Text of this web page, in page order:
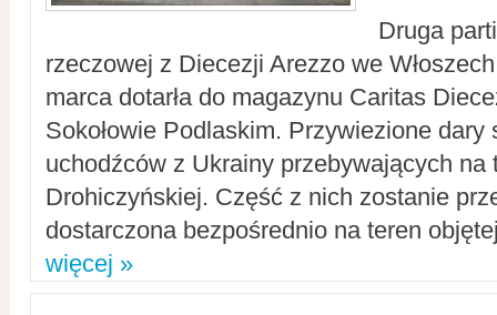
Druga
rzeczowej z Diecezji Arezzo we
marca dotarła do magazynu Caritas
Sokołowie Podlaskim. Przywiezione dary
uchodźców z Ukrainy przebywających na
Drohiczyńskiej. Część z nich zostanie
dostarczona bezpośrednio na teren
więcej »